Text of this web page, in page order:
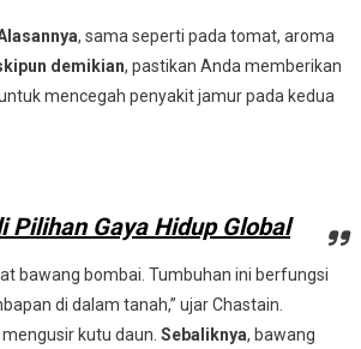
, sama seperti pada tomat, aroma
demikian, pastikan Anda memberikan
mencegah penyakit jamur pada kedua
Gaya Hidup Global
bawang bombai. Tumbuhan ini berfungsi
di dalam tanah,” ujar Chastain.
kutu daun. Sebaliknya, bawang